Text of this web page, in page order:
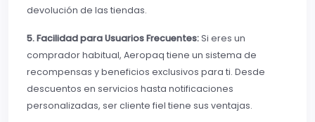
devolución de las tiendas.
5. Facilidad para Usuarios Frecuentes:Si eres un
comprador habitual, Aeropaq tiene un sistema de
recompensas y beneficios exclusivos para ti. Desde
descuentos en servicios hasta notificaciones
personalizadas, ser cliente fiel tiene sus ventajas.